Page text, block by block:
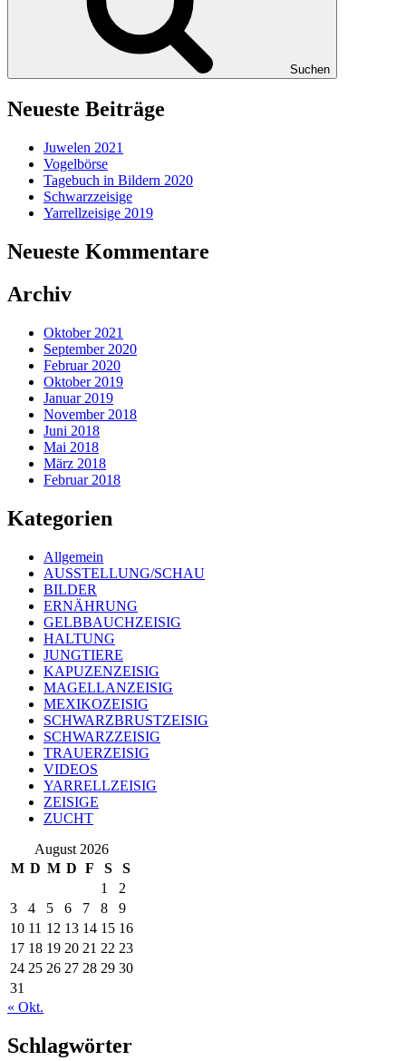
Suchen
Neueste Beiträge
Juwelen 2021
Vogelbörse
Tagebuch in Bildern 2020
Schwarzzeisige
Yarrellzeisige 2019
Neueste Kommentare
Archiv
Oktober 2021
September 2020
Februar 2020
Oktober 2019
Januar 2019
November 2018
Juni 2018
Mai 2018
März 2018
Februar 2018
Kategorien
Allgemein
AUSSTELLUNG/SCHAU
BILDER
ERNÄHRUNG
GELBBAUCHZEISIG
HALTUNG
JUNGTIERE
KAPUZENZEISIG
MAGELLANZEISIG
MEXIKOZEISIG
SCHWARZBRUSTZEISIG
SCHWARZZEISIG
TRAUERZEISIG
VIDEOS
YARRELLZEISIG
ZEISIGE
ZUCHT
August 2026
M D M D F S
S
1
2
3
4 5 6 7 8
9
10 11 12 13 14 15 16
17 18 19 20 21 22 23
24 25 26 27 28 29 30
31
« Okt.
Schlagwörter